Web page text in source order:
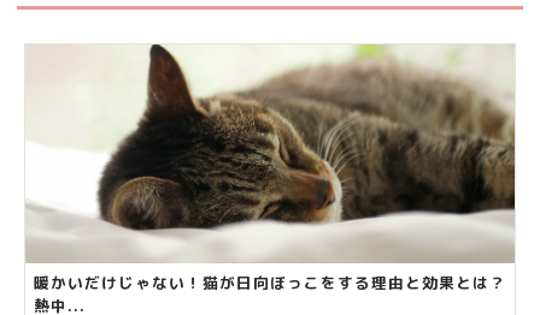
暖かいだけじゃない！猫が日向ぼっこをする理由と効果とは？
熱中...